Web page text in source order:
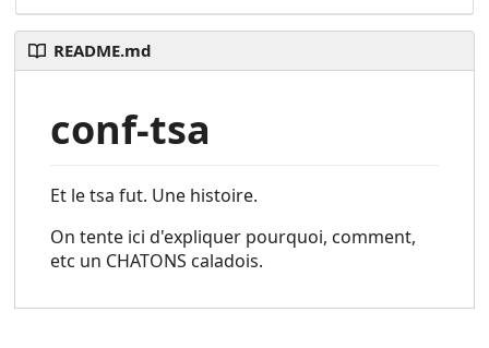
README.md
conf-tsa
Et le tsa fut. Une histoire.
On tente ici d'expliquer pourquoi, comment,
etc un CHATONS caladois.